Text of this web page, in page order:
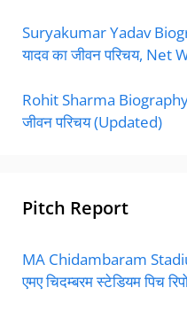
Suryakumar Yadav
यादव का जीवन परिचय, Net
Rohit Sharma Biography
जीवन परिचय (Updated)
Pitch Report
MA Chidambaram
एमए चिदम्बरम स्टेडियम पिच